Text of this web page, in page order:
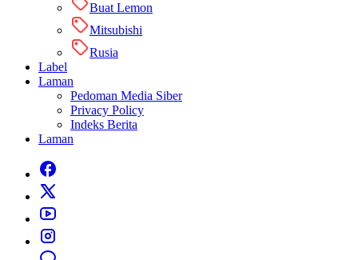
Buat Lemon
Mitsubishi
Rusia
Label
Laman
Pedoman Media Siber
Privacy Policy
Indeks Berita
Laman